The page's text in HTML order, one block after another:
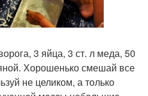
3 яйца, 3 ст. л меда, 50
Хорошенько смешай все
не целиком, а только